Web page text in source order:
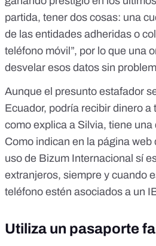
partida, tener dos cosas: una
de las entidades adheridas o
teléfono móvil”, por lo que una
desvelar esos datos sin
Aunque el presunto estafador
Ecuador, podría recibir dinero a
como explica a Silvia, tiene
Como indican en la página web
uso de Bizum Internacional sí
extranjeros, siempre y cuando
teléfono estén asociados a un
Utiliza un pasaporte